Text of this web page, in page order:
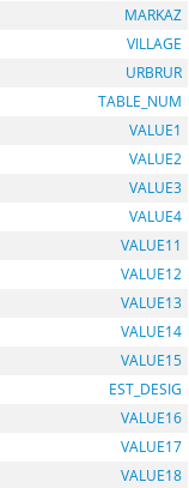
MARKAZ
VILLAGE
URBRUR
TABLE_NUM
VALUE1
VALUE2
VALUE3
VALUE4
VALUE11
VALUE12
VALUE13
VALUE14
VALUE15
EST_DESIG
VALUE16
VALUE17
VALUE18